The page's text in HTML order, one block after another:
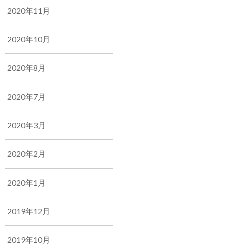
2020年11月
2020年10月
2020年8月
2020年7月
2020年3月
2020年2月
2020年1月
2019年12月
2019年10月